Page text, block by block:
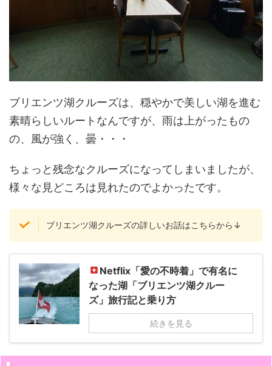
ブリエンツ湖クルーズは、穏やかで美しい湖を進む
素晴らしいルートなんですが、雨は上がったもの
の、風が強く、曇・・・
ちょっと残念なクルーズになってしまいましたが、
様々な見どころは見れたのでよかったです。
ブリエンツ湖クルーズの詳しいお話はこちらから↓
Netflix「愛の不時着」で有名に
なった湖「ブリエンツ湖クルー
ズ」旅行記と乗り方
続きを見る